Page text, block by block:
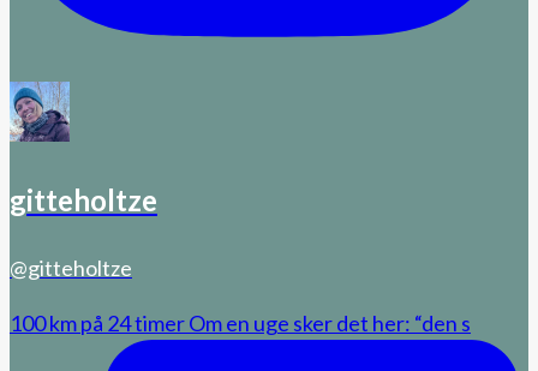
gitteholtze
@gitteholtze
100 km på 24 timer Om en uge sker det her: “den s